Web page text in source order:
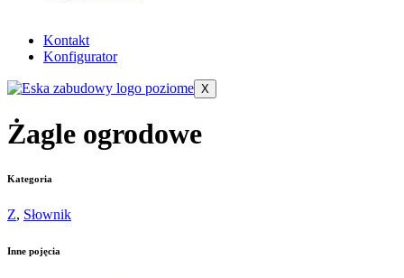
Kontakt
Konfigurator
X
Żagle ogrodowe
Kategoria
Z, Słownik
Inne pojęcia